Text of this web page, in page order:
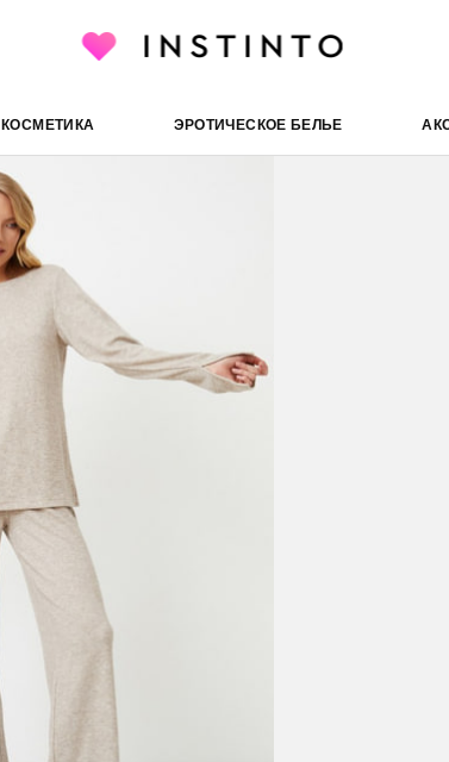
КОСМЕТИКА ЭРОТИЧЕСКОЕ БЕЛЬЕ
Пижамы Aruelle пижама Davina SET,